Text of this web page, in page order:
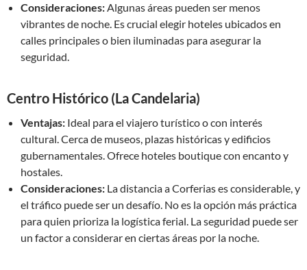
Consideraciones:Algunas áreas pueden ser menos
vibrantes de noche. Es crucial elegir hoteles ubicados en
calles principales o bien iluminadas para asegurar la
seguridad.
Centro Histórico (La Candelaria)
Ventajas: Ideal para el viajero turístico o con interés
cultural. Cerca de museos, plazas históricas y edificios
gubernamentales. Ofrece hoteles boutique con encanto y
hostales.
Consideraciones: La distancia a Corferias es considerable, y
el tráfico puede ser un desafío. No es la opción más práctica
para quien prioriza la logística ferial. La seguridad puede ser
un factor a considerar en ciertas áreas por la noche.